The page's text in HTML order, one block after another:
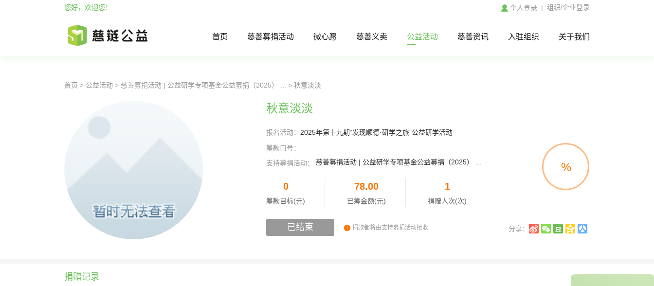
您好，欢迎您！ 个人登录 | 组织/企业登录
首页 慈善募捐活动 微心愿 慈善义卖 公益活动 慈善资讯 入驻组织 关于我们
首页 > 公益活动 > 慈善募捐活动 | 公益研学专项基金公益募捐（2025） ... > 秋意淡淡
秋意淡淡
报名活动： 2025年第十九期“发现顺德·研学之旅”公益研学活动
筹款口号：
支持募捐活动：
慈善募捐活动 | 公益研学专项基金公益募捐（2025） ...
0
筹款目标(元)
78.00
已筹金额(元)
1
捐赠人次(次)
%
已结束 捐款都将由支持募捐活动接收 分享：
捐赠记录